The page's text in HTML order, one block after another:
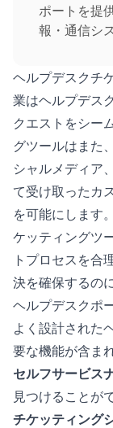
ポートを提
報・通信シ
できるカス
して機能し
ヘルプデスクチ
業はヘルプデス
クエストをシー
グツールはまた
シャルメディア
て受け取ったカ
を可能にします
ケッティングツ
トプロセスを合
決を確保するの
ヘルプデスクポ
よく設計された
要な機能が含ま
セルフサービス
見つけることが
チケッティング